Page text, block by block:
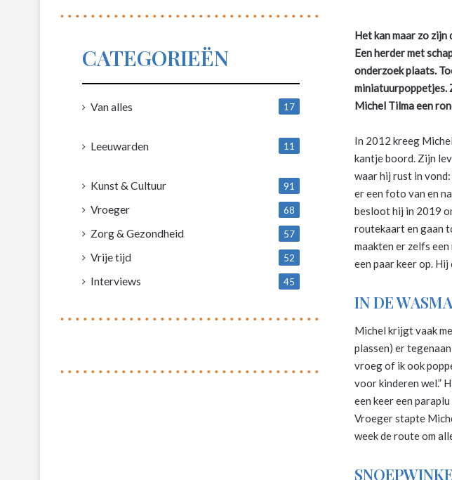
Het kan maar zo
Een herder met
onderzoek plaats.
miniatuurpoppetjes.
Michel Tilma een
In 2012 kreeg
kantje boord. Zijn
waar hij rust in
er een foto van en
besloot hij in 2019
routekaart en gaan
maakten er zelfs
een paar keer op.
IN DE
Michel krijgt vaak
plassen) er
vroeg of ik ook
voor kinderen wel.”
een keer een
Vroeger stapte
week de route om
CATEGORIEËN
Van alles
17
Leeuwarden
11
Kunst & Cultuur 91
Vroeger 68
Zorg & Gezondheid 57
Vrije tijd 52
Interviews 45